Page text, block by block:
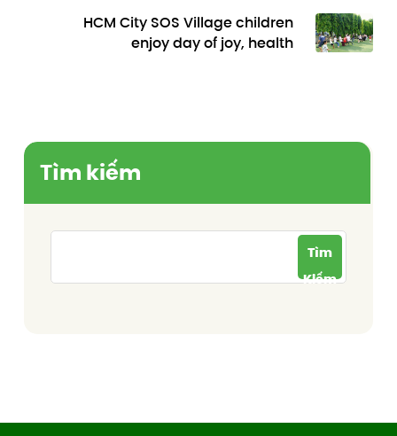
HCM City SOS Village children
enjoy day of joy, health
Tìm kiếm
Tìm
Kiếm